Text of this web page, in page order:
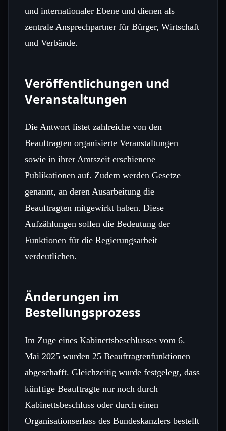
und internationaler Ebene und dienen als
zentrale Ansprechpartner für Bürger, Wirtschaft
und Verbände.
Veröffentlichungen und
Veranstaltungen
Die Antwort listet zahlreiche von den
Beauftragten organisierte Veranstaltungen
sowie in ihrer Amtszeit erschienene
Publikationen auf. Zudem werden Gesetze
genannt, an deren Ausarbeitung die
Beauftragten mitgewirkt haben. Diese
Aufzählungen sollen die Bedeutung der
Funktionen für die Regierungsarbeit
verdeutlichen.
Änderungen im
Bestellungsprozess
Im Zuge eines Kabinettsbeschlusses vom 6.
Mai 2025 wurden 25 Beauftragtenfunktionen
abgeschafft. Gleichzeitig wurde festgelegt, dass
künftige Beauftragte nur noch durch
Kabinettsbeschluss oder durch einen
Organisationserlass des Bundeskanzlers bestellt